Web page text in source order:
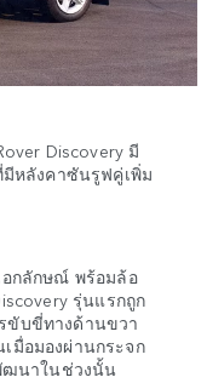
Discovery มี
มีหลังคาซันรูฟคู่เพิ่ม
อกลักษณ์ พร้อมล้อ
รุ่นแรกถูก
ขับขี่ทางด้านขวา
มื่อมองผ่านกระจก
ฒนาในช่วงนั้น